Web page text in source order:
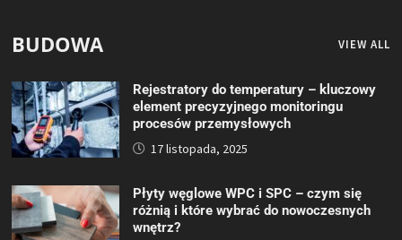
BUDOWA VIEW ALL
Rejestratory do temperatury – kluczowy
element precyzyjnego monitoringu
procesów przemysłowych
17 listopada, 2025
Płyty węglowe WPC i SPC – czym się
różnią i które wybrać do nowoczesnych
wnętrz?